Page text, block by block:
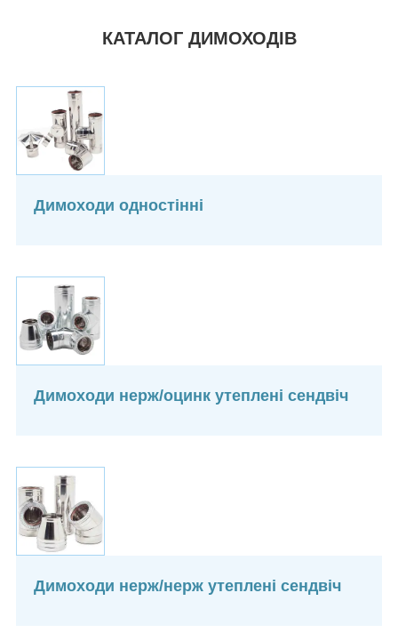
КАТАЛОГ ДИМОХОДІВ
Димоходи одностінні
Димоходи нерж/оцинк утеплені сендвіч
Димоходи нерж/нерж утеплені сендвіч